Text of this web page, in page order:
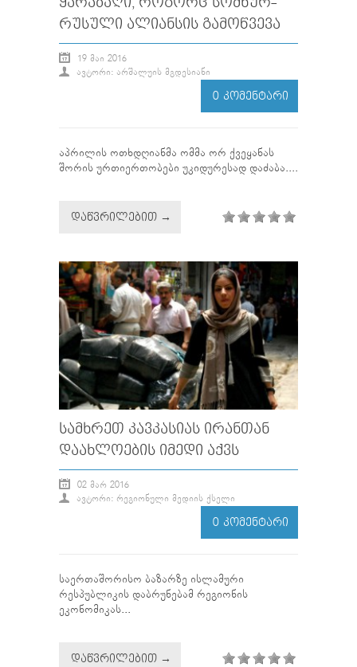
ᲠᲣᲡᲣᲚᲘ ᲐᲚᲘᲐᲜᲡᲘᲡ ᲒᲐᲛᲝᲬᲕᲔᲕᲐ
19 ᲛᲐᲘ 2016
ᲐᲕᲢᲝᲠᲘ: ᲐᲠᲨᲐᲚᲣᲘᲡ ᲛᲒᲓᲔᲡᲘᲐᲜᲘ
0 ᲙᲝᲛᲔᲜᲢᲐᲠᲘ
აპრილის ოთხდღიანმა ომმა ორ ქვეყანას
შორის ურთიერთობები უკიდურესად დაძაბა....
ᲓᲐᲬᲕᲠᲘᲚᲔᲑᲘᲗ →
ᲡᲐᲛᲮᲠᲔᲗ ᲙᲐᲕᲙᲐᲡᲘᲐᲡ ᲘᲠᲐᲜᲗᲐᲜ
ᲓᲐᲐᲮᲚᲝᲔᲑᲘᲡ ᲘᲛᲔᲓᲘ ᲐᲥᲕᲡ
02 ᲛᲐᲠ 2016
ᲐᲕᲢᲝᲠᲘ: ᲠᲔᲒᲘᲝᲜᲣᲚᲘ ᲛᲔᲓᲘᲘᲡ ᲥᲡᲔᲚᲘ
0 ᲙᲝᲛᲔᲜᲢᲐᲠᲘ
საერთაშორისო ბაზარზე ისლამური
რესპუბლიკის დაბრუნებამ რეგიონის
ეკონომიკას...
ᲓᲐᲬᲕᲠᲘᲚᲔᲑᲘᲗ →